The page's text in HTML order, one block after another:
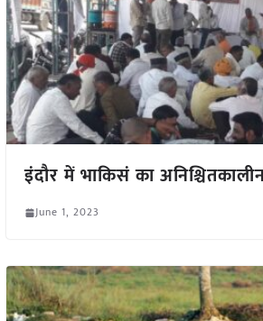
इंदौर में भाकिसं का
June 1, 2023